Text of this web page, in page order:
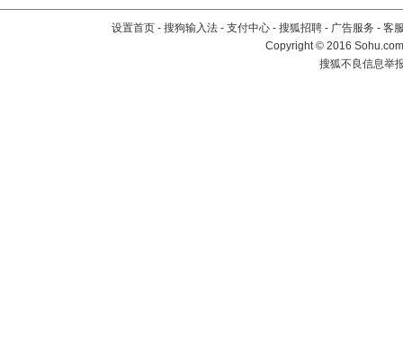
设置首页 - 搜狗输入法 - 支付中心 - 搜狐招聘 - 广告服务 - 客
Copyright©2016
搜狐不良信息举